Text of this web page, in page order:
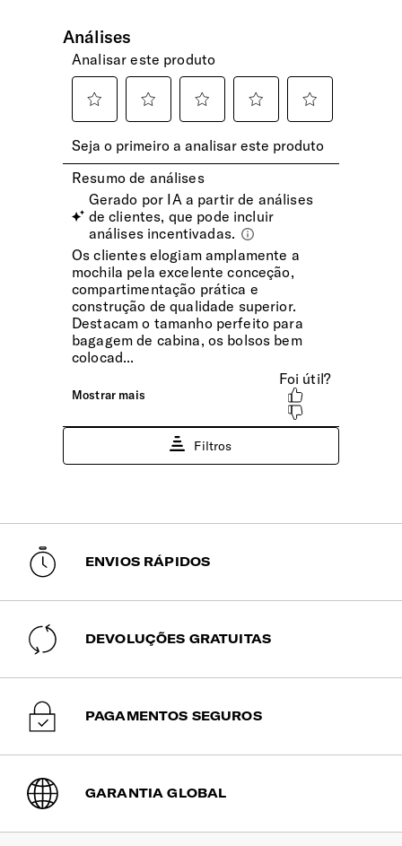
Encaixe Pega Extensível
Permite o encaixe da mochila na pega extensível da mala
de viagem. Viagens mais cómodas.
Fecho de Correr
Fecho vulcanizado para maior resistência a todas as
condições climatéricas.
INTERIOR
Dimensões Ecrã | Tablet
10.5" (⌀ 26.7cm)
Com organização ampla e cintas ajustáveis.
Compartimento | Portátil
Acolchoado para transportar o portátil em segurança e
Dimensões Ecrã | Portátil
14" (⌀ 35.6cm)ENVIOS RÁPIDOS
DEVOLUÇÕES GRATUITAS
PAGAMENTOS SEGUROS
GARANTIA GLOBAL